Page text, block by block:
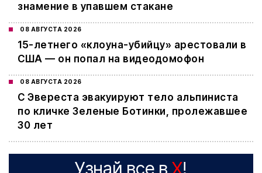
знамение в упавшем стакане
08 АВГУСТА 2026
15-летнего «клоуна-убийцу» арестовали в
США — он попал на видеодомофон
08 АВГУСТА 2026
С Эвереста эвакуируют тело альпиниста
по кличке Зеленые Ботинки, пролежавшее
30 лет
Узнай все в X!